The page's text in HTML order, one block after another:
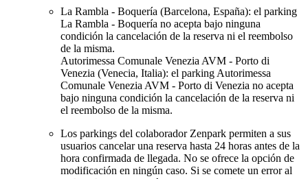
La Rambla - Boquería (Barcelona, España): el parking
La Rambla - Boquería no acepta bajo ninguna
condición la cancelación de la reserva ni el reembolso
de la misma.
Autorimessa Comunale Venezia AVM - Porto di
Venezia (Venecia, Italia): el parking Autorimessa
Comunale Venezia AVM - Porto di Venezia no acepta
bajo ninguna condición la cancelación de la reserva ni
el reembolso de la misma.
Los parkings del colaborador Zenpark permiten a sus
usuarios cancelar una reserva hasta 24 horas antes de la
hora confirmada de llegada. No se ofrece la opción de
modificación en ningún caso. Si se comete un error al